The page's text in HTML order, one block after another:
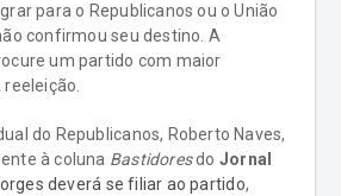
para o Republicanos ou o União
confirmou seu destino. A
um partido com maior
do Republicanos, Roberto Naves,
à coluna Bastidoresdo Jornal
deverá se filiar ao partido,